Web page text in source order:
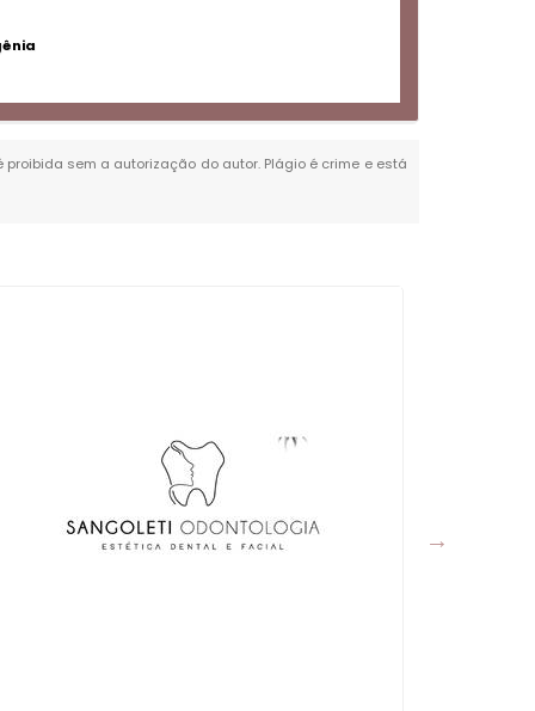
sem a autorização do autor. Plágio é crime e está